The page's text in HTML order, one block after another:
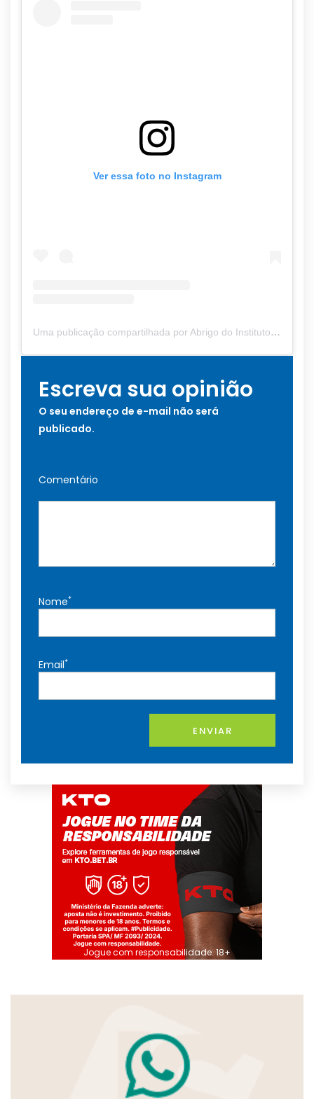
Ver essa foto no Instagram
Uma publicação compartilhada por Abrigo do Instituto Ampara – Mossoró/RN (@institutoampara)
Escreva sua opinião
O seu endereço de e-mail não será
publicado.
Comentário
Nome*
Email*
ENVIAR
Jogue com responsabilidade. 18+